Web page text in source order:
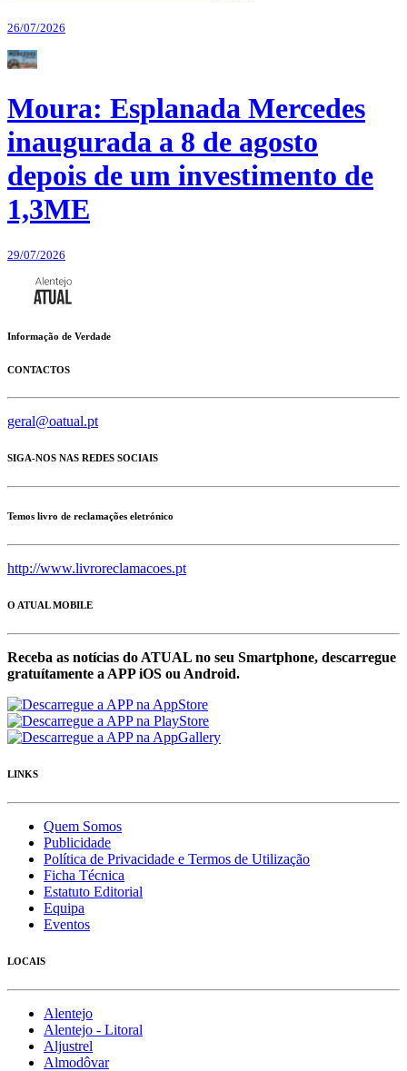
26/07/2026
Moura: Esplanada Mercedes
inaugurada a 8 de agosto
depois de um investimento de
1,3ME
29/07/2026
Informação de Verdade
CONTACTOS
geral@oatual.pt
SIGA-NOS NAS REDES SOCIAIS
Temos livro de reclamações eletrónico
http://www.livroreclamacoes.pt
O ATUAL MOBILE
Receba as notícias do ATUAL no seu Smartphone, descarregue
gratuítamente a APP iOS ou Android.
LINKS
Quem Somos
Publicidade
Política de Privacidade e Termos de Utilização
Ficha Técnica
Estatuto Editorial
Equipa
Eventos
LOCAIS
Alentejo
Alentejo - Litoral
Aljustrel
Almodôvar